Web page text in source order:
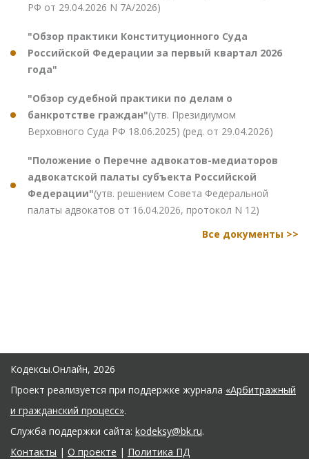
РФ от 29.04.2026 N 7А/2026)
"Обзор практики Конституционного Суда
Российской Федерации за первый квартал 2026
года"
"Обзор судебной практики по делам о
банкротстве граждан"(утв. Президиумом
Верховного Суда РФ 18.06.2025) (ред. от 29.04.2026)
"Положение о Перечне адвокатов-медиаторов
адвокатской палаты субъекта Российской
Федерации"(утв. решением Совета Федеральной
палаты адвокатов от 16.04.2026, протокол N 12)
Все документы >>
Кодексы.Онлайн, 2026
Проект реализуется при поддержке журнала «Арбитражный
и гражданский процесс».
Служба поддержки сайта: kodeksy@bk.ru.
Контакты | О проекте | Политика ПД